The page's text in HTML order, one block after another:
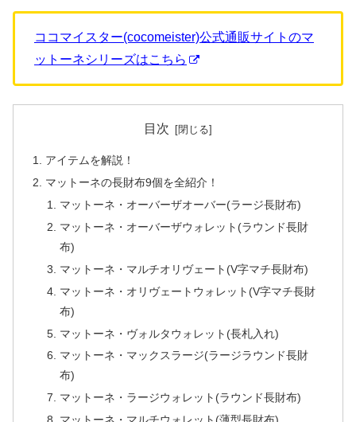
ココマイスター(cocomeister)公式通販サイトのマ
ットーネシリーズはこちら
目次
アイテムを解説！
マットーネの長財布9個を全紹介！
マットーネ・オーバーザオーバー(ラージ長財布)
マットーネ・オーバーザウォレット(ラウンド長財
布)
マットーネ・マルチオリヴェート(V字マチ長財布)
マットーネ・オリヴェートウォレット(V字マチ長財
布)
マットーネ・ヴォルタウォレット(長札入れ)
マットーネ・マックスラージ(ラージラウンド長財
布)
マットーネ・ラージウォレット(ラウンド長財布)